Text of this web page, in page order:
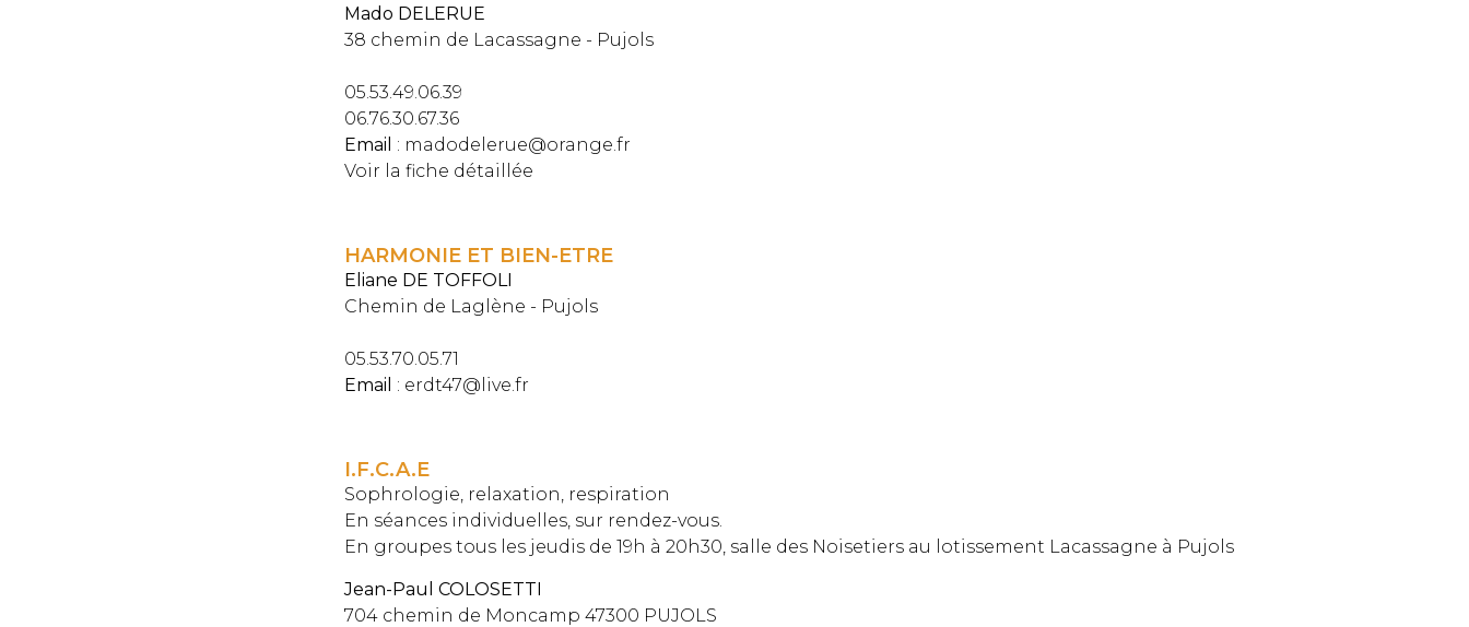
Mado DELERUE
38 chemin de Lacassagne - Pujols
05.53.49.06.39
06.76.30.67.36
Email : madodelerue@orange.fr
Voir la fiche détaillée
HARMONIE ET BIEN-ETRE
Eliane DE TOFFOLI
Chemin de Laglène - Pujols
05.53.70.05.71
Email : erdt47@live.fr
I.F.C.A.E
Sophrologie, relaxation, respiration
En séances individuelles, sur rendez-vous.
En groupes tous les jeudis de 19h à 20h30, salle des Noisetiers au lotissement Lacassagne à Pujols
Jean-Paul COLOSETTI
704 chemin de Moncamp 47300 PUJOLS